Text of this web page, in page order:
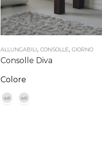
ALLUNGABILI, CONSOLLE, GIORNO
Consolle Diva
Colore